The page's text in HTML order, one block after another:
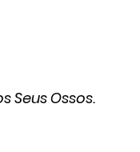
Seus Ossos.